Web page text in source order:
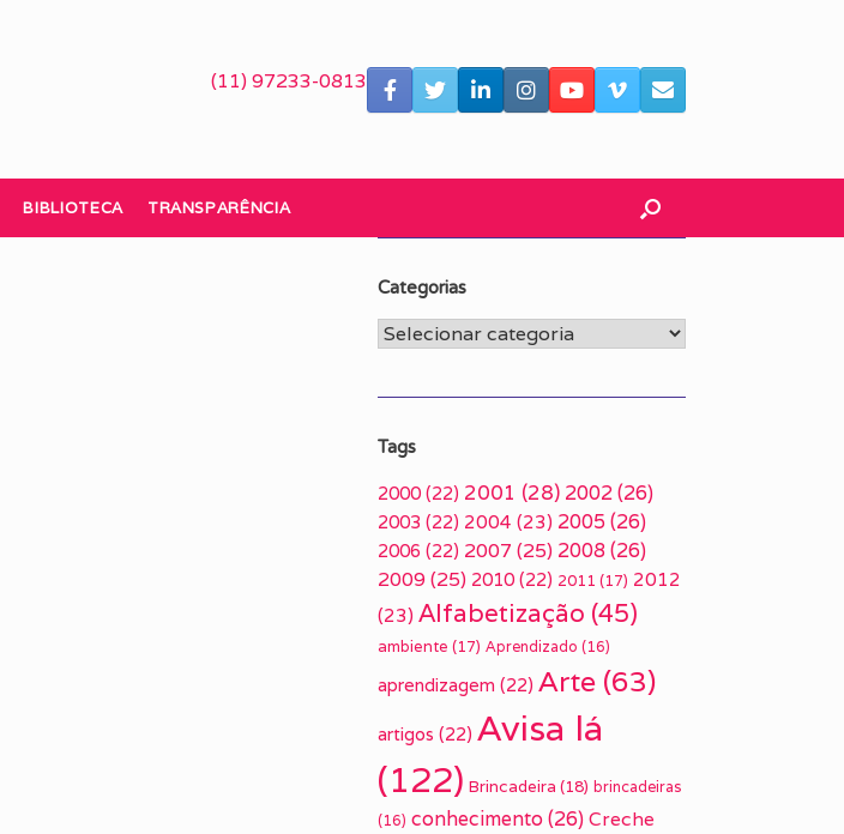
(11) 97233-0813
BIBLIOTECA TRANSPARÊNCIA
Categorias
Categorias
Tags
2000 (22) 2001 (28) 2002(26)
2003 (22) 2004 (23) 2005 (26)
2006 (22) 2007 (25) 2008(26)
2009(25) 2010 (22) 2011 (17) 2012
(23) Alfabetização (45)
ambiente (17) Aprendizado (16)
aprendizagem (22) Arte (63)
artigos (22) Avisa lá
(122) Brincadeira (18) brincadeiras
(16) conhecimento(26) Creche